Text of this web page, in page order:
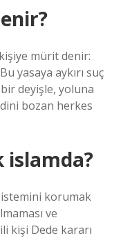
mürit denir:
yasaya aykırı suç
deyişle, yoluna
bozan herkes
islamda?
korumak
ve
kişi Dede kararı